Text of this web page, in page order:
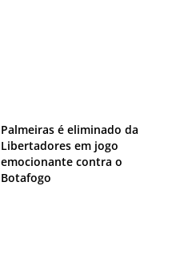
Palmeiras é eliminado da
Libertadores em jogo
emocionante contra o
Botafogo